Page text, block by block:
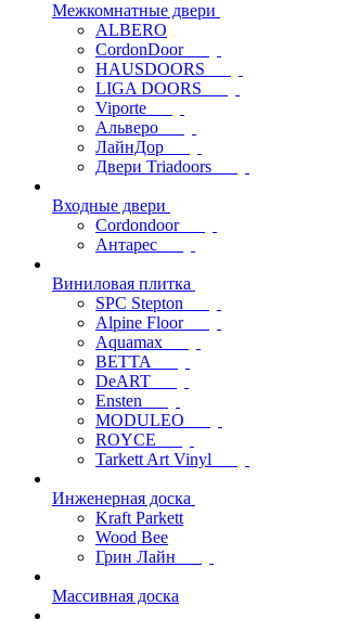
Межкомнатные двери
ALBERO
CordonDoor
HAUSDOORS
LIGA DOORS
Viporte
Альверо
ЛайнДор
Двери Triadoors
Входные двери
Cordondoor
Антарес
Виниловая плитка
SPC Stepton
Alpine Floor
Aquamax
BETTA
DeART
Ensten
MODULEO
ROYCE
Tarkett Art Vinyl
Инженерная доска
Kraft Parkett
Wood Bee
Грин Лайн
Массивная доска